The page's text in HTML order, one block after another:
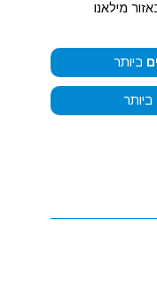
מילאנו
ביותר
ביותר